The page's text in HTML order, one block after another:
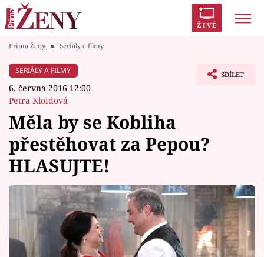
ŽIVĚ
Módní alarm
Témata
Celebrity
Vztahy
Seriály
Prima Ženy ■ Seriály a filmy
SERIÁLY A FILMY
6. června 2016 12:00
Petra Kloidová
SDÍLET
Měla by se Kobliha
přestěhovat za Pepou?
HLASUJTE!